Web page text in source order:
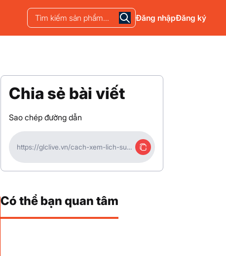
Đăng nhậpĐăng ký
Chia sẻ bài viết
Sao chép đường dẫn
https://glclive.vn/cach-xem-lich-su-
Có thể bạn quan tâm